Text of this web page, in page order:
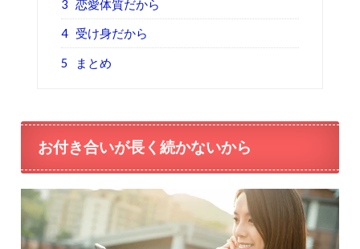
3 恋愛体質だから
4 受け身だから
5 まとめ
お付き合いが長く続かないから